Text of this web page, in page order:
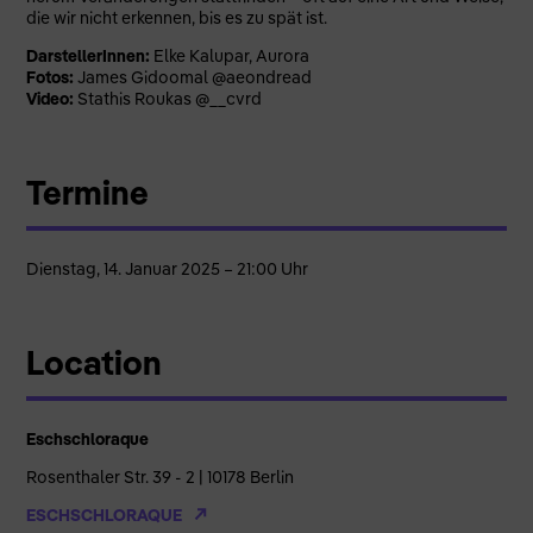
die wir nicht erkennen, bis es zu spät ist.
DarstellerInnen: Elke Kalupar, Aurora
Fotos: James Gidoomal @aeondread
Video: Stathis Roukas @__cvrd
Termine
Dienstag, 14. Januar 2025 – 21:00 Uhr
Location
Eschschloraque
Rosenthaler Str. 39 - 2 | 10178 Berlin
ESCHSCHLORAQUE